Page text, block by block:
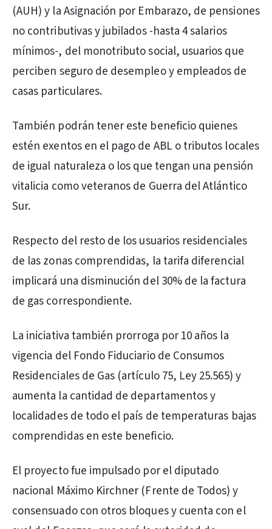
(AUH) y la Asignación por Embarazo, de pensiones
no contributivas y jubilados -hasta 4 salarios
mínimos-, del monotributo social, usuarios que
perciben seguro de desempleo y empleados de
casas particulares.
También podrán tener este beneficio quienes
estén exentos en el pago de ABL o tributos locales
de igual naturaleza o los que tengan una pensión
vitalicia como veteranos de Guerra del Atlántico
Sur.
Respecto del resto de los usuarios residenciales
de las zonas comprendidas, la tarifa diferencial
implicará una disminución del 30% de la factura
de gas correspondiente.
La iniciativa también prorroga por 10 años la
vigencia del Fondo Fiduciario de Consumos
Residenciales de Gas (artículo 75, Ley 25.565) y
aumenta la cantidad de departamentos y
localidades de todo el país de temperaturas bajas
comprendidas en este beneficio.
El proyecto fue impulsado por el diputado
nacional Máximo Kirchner (Frente de Todos) y
consensuado con otros bloques y cuenta con el